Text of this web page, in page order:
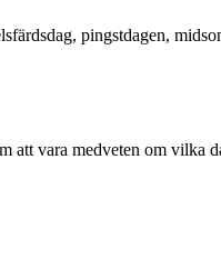
pingstdagen,
vara medveten om vilka